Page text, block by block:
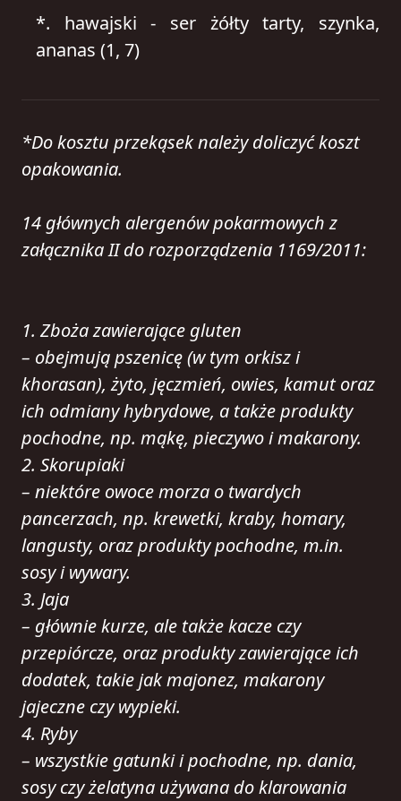
*. hawajski - ser żółty tarty, szynka,
ananas (1, 7)
*Do kosztu przekąsek należy doliczyć koszt
opakowania.
14 głównych alergenów pokarmowych z
załącznika II do rozporządzenia 1169/2011:
1. Zboża zawierające gluten
– obejmują pszenicę (w tym orkisz i
khorasan), żyto, jęczmień, owies, kamut oraz
ich odmiany hybrydowe, a także produkty
pochodne, np. mąkę, pieczywo i makarony.
2. Skorupiaki
– niektóre owoce morza o twardych
pancerzach, np. krewetki, kraby, homary,
langusty, oraz produkty pochodne, m.in.
sosy i wywary.
3. Jaja
– głównie kurze, ale także kacze czy
przepiórcze, oraz produkty zawierające ich
dodatek, takie jak majonez, makarony
jajeczne czy wypieki.
4. Ryby
– wszystkie gatunki i pochodne, np. dania,
sosy czy żelatyna używana do klarowania